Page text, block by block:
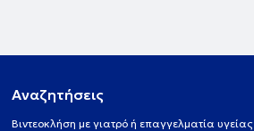
Αναζητήσεις
Βιντεοκλήση με γιατρό ή επαγγελματία υγείας